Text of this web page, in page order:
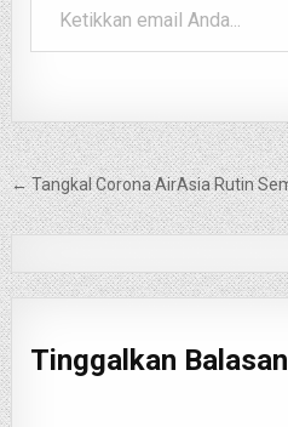
Navigasi
pos
← Tangkal Corona AirAsia Rutin
Tinggalkan Balasan